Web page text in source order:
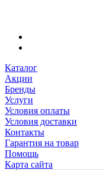
Каталог
Акции
Бренды
Услуги
Условия оплаты
Условия доставки
Контакты
Гарантия на товар
Помощь
Карта сайта